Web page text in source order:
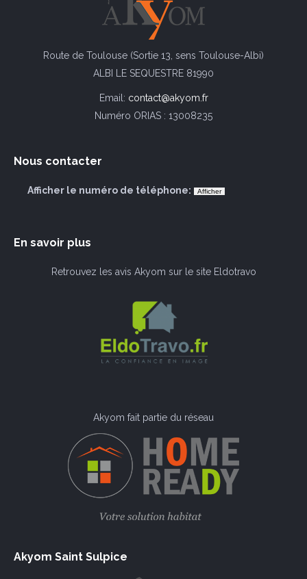
Route de Toulouse (Sortie 13, sens Toulouse-Albi)
ALBI LE SEQUESTRE 81990
Email: contact@akyom.fr
Numéro ORIAS : 13008235
Nous contacter
Afficher le numéro de téléphone:
En savoir plus
Retrouvez les avis Akyom sur le site Eldotravo
Akyom fait partie du réseau
Akyom Saint Sulpice